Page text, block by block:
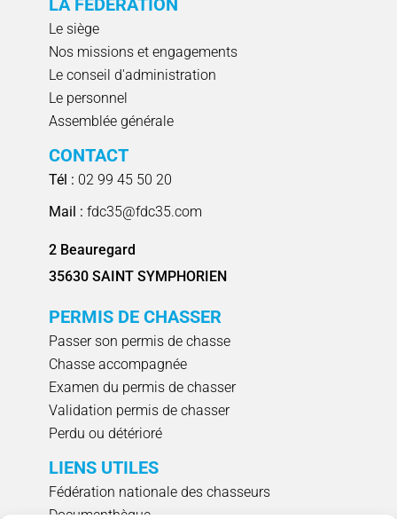
LA FÉDÉRATION
Le siège
Nos missions et engagements
Le conseil d'administration
Le personnel
Assemblée générale
CONTACT
Tél : 02 99 45 50 20
Mail : fdc35@fdc35.com
2 Beauregard
35630 SAINT SYMPHORIEN
PERMIS DE CHASSER
Passer son permis de chasse
Chasse accompagnée
Examen du permis de chasser
Validation permis de chasser
Perdu ou détérioré
LIENS UTILES
Fédération nationale des chasseurs
Documenthèque